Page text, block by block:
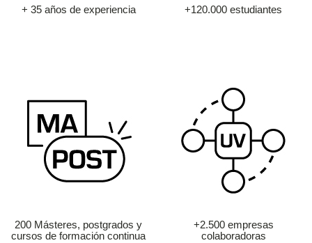
+ 35 años de experiencia +120.000 estudiantes
200 Másteres, postgrados y
cursos de formación continua
+2.500 empresas
colaboradoras